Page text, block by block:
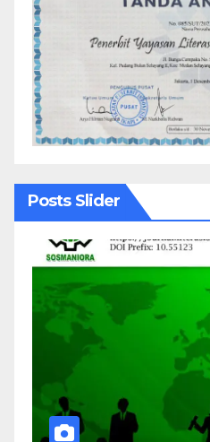
Posts Slider